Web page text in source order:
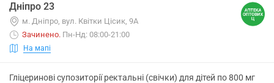
Дніпро 23
м. Дніпро, вул. Квітки Цісик, 9А
Зачинено. Пн-Нд: 08:00-21:00
На мапі
Гліцеринові супозиторії ректальні (свічки) для дітей по 800 мг